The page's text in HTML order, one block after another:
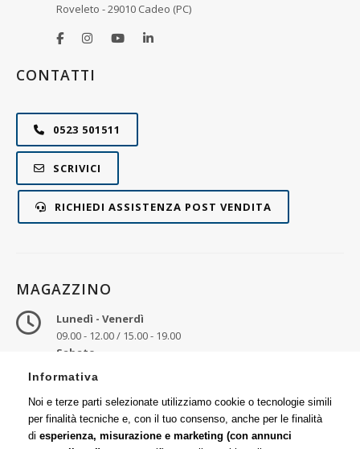
Roveleto - 29010 Cadeo (PC)
CONTATTI
0523 501511
SCRIVICI
RICHIEDI ASSISTENZA POST VENDITA
MAGAZZINO
Lunedì - Venerdì
09.00 - 12.00 / 15.00 - 19.00
Sabato
09.00 - 12.30
Ritiro merce
Via Emilia, 25
29010 Cadeo (PC)
Informativa
Noi e terze parti selezionate utilizziamo cookie o tecnologie simili
per finalità tecniche e, con il tuo consenso, anche per le finalità
di esperienza, misurazione e marketing (con annunci